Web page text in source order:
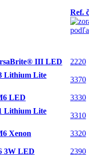
Ref.
III LED
2220
Lithium Lite
3370
LED
3330
Lithium Lite
3310
Xenon 3320
3W LED 2390